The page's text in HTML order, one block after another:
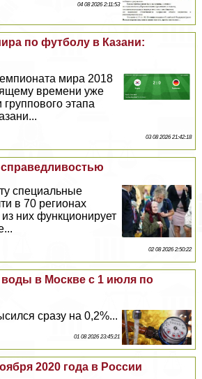
04 08 2026 2:11:53
по футболу в Казани:
мира 2018
времени уже
этапа
03 08 2026 21:42:18
справедливостью
специальные
в 70 регионах
них функционирует
02 08 2026 2:50:22
в Москве с 1 июля по
сразу на 0,2%...
01 08 2026 23:45:21
2020 года в России